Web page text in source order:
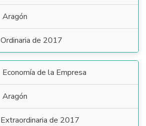
Aragón
Ordinaria de 2017
Economía de la Empresa
Aragón
Extraordinaria de 2017